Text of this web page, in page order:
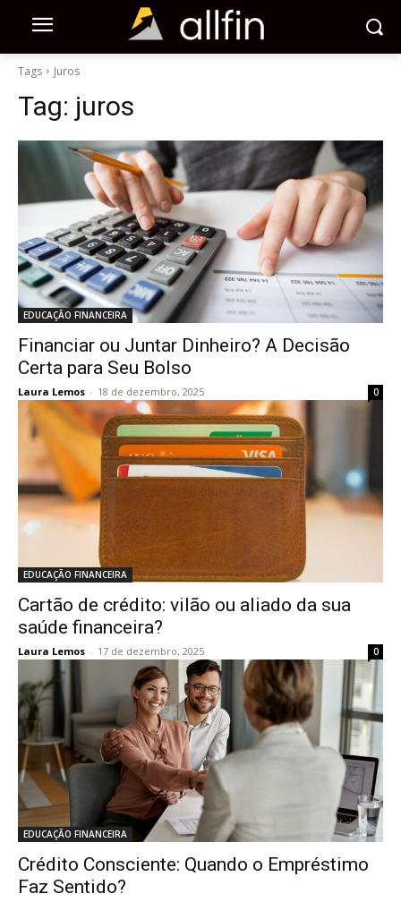
Tags Juros
Tag: juros
EDUCAÇÃO FINANCEIRA
Financiar ou Juntar Dinheiro? A Decisão
Certa para Seu Bolso
Laura Lemos - 18 de dezembro, 2025 0
EDUCAÇÃO FINANCEIRA
Cartão de crédito: vilão ou aliado da sua
saúde financeira?
Laura Lemos - 17 de dezembro, 2025 0
EDUCAÇÃO FINANCEIRA
Crédito Consciente: Quando o Empréstimo
Faz Sentido?